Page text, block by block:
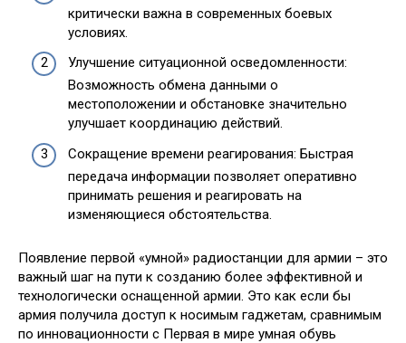
критически важна в современных боевых
условиях.
Улучшение ситуационной осведомленности:
Возможность обмена данными о
местоположении и обстановке значительно
улучшает координацию действий.
Сокращение времени реагирования: Быстрая
передача информации позволяет оперативно
принимать решения и реагировать на
изменяющиеся обстоятельства.
Появление первой «умной» радиостанции для армии – это
важный шаг на пути к созданию более эффективной и
технологически оснащенной армии. Это как если бы
армия получила доступ к носимым гаджетам, сравнимым
по инновационности с Первая в мире умная обувь